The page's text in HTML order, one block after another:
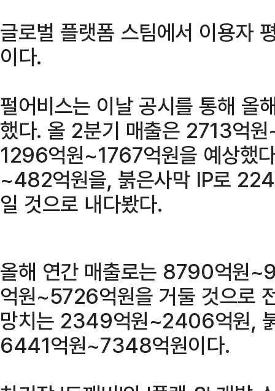
글로벌 플랫폼 스팀에서 이용자
이다.
펄어비스는 이날 공시를 통해 올
했다. 올 2분기 매출은 2713억
1296억원~1767억원을 예상했
~482억원을, 붉은사막 IP로
일 것으로 내다봤다.
올해 연간 매출로는 8790억원
억원~5726억원을 거둘 것으로
망치는 2349억원~2406억원,
6441억원~7348억원이다.